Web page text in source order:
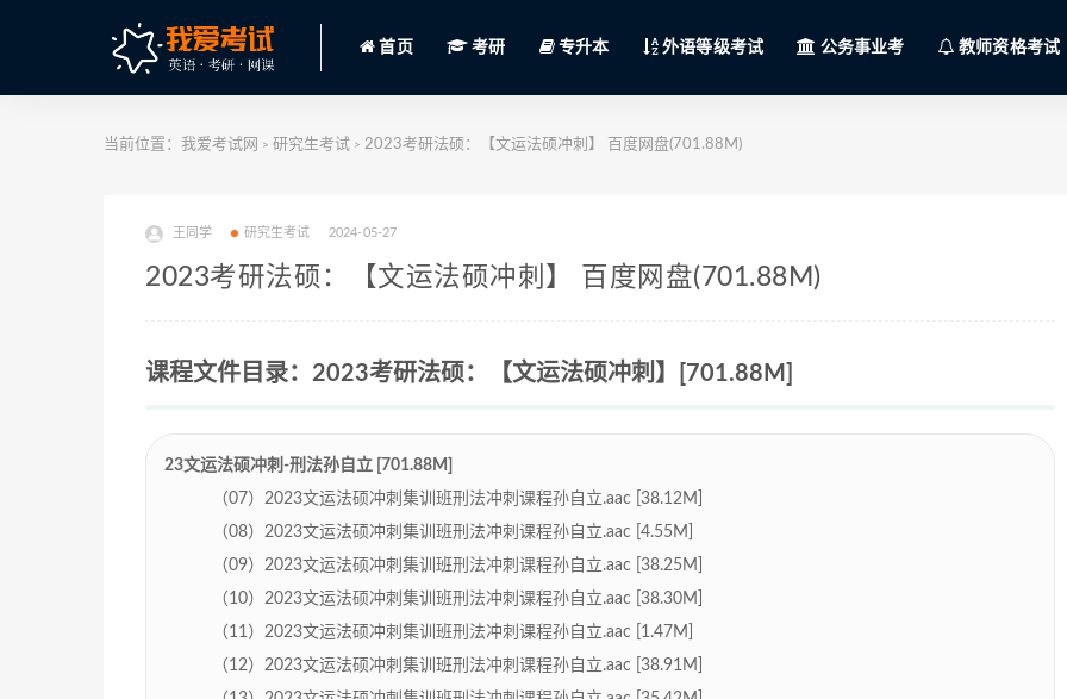
首页 考研 专升本 外语等级考试 公务事业考 教师资格考试
当前位置： 我爱考试网 > 研究生考试 > 2023考研法硕：【文运法硕冲刺】 百度网盘(701.88M)
王同学 研究生考试 2024-05-27
2023考研法硕：【文运法硕冲刺】 百度网盘(701.88M)
课程文件目录：2023考研法硕：【文运法硕冲刺】[701.88M]
23文运法硕冲刺-刑法孙自立 [701.88M]
（07）2023文运法硕冲刺集训班刑法冲刺课程孙自立.aac [38.12M]
（08）2023文运法硕冲刺集训班刑法冲刺课程孙自立.aac [4.55M]
（09）2023文运法硕冲刺集训班刑法冲刺课程孙自立.aac [38.25M]
（10）2023文运法硕冲刺集训班刑法冲刺课程孙自立.aac [38.30M]
（11）2023文运法硕冲刺集训班刑法冲刺课程孙自立.aac [1.47M]
（12）2023文运法硕冲刺集训班刑法冲刺课程孙自立.aac [38.91M]